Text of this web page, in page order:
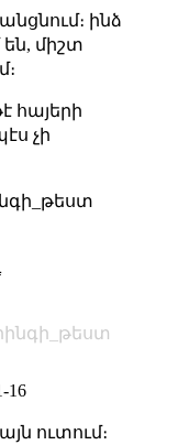
ինձ
են, միշտ
հայերի
չի
16
ուտում։